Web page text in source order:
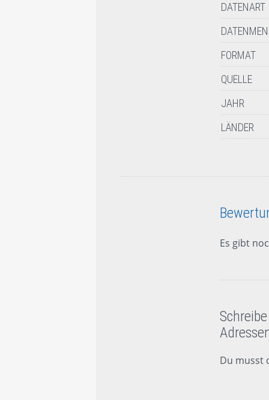
DATENART
FORMAT
QUELLE
JAHR
LÄNDER
Es gibt
Du musst